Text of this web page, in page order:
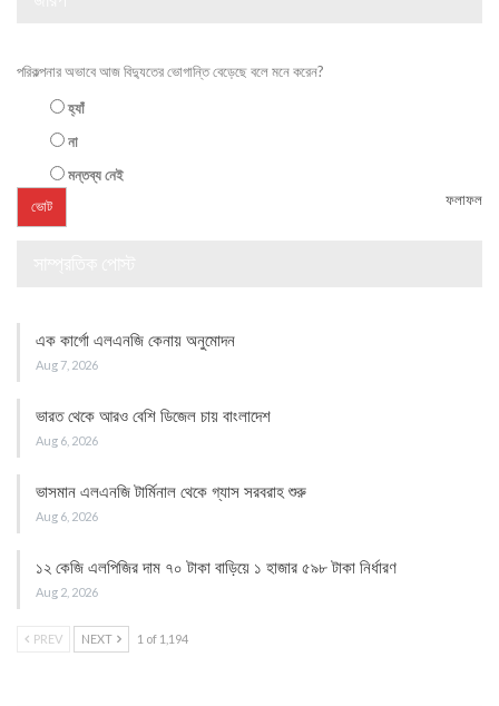
পরিকল্পনার অভাবে আজ বিদ্যুতের ভোগান্তি বেড়েছে বলে মনে করেন?
হ্যাঁ
না
মন্তব্য নেই
ফলাফল
এক কার্গো এলএনজি কেনায় অনুমোদন
Aug 7, 2026
ভারত থেকে আরও বেশি ডিজেল চায় বাংলাদেশ
Aug 6, 2026
ভাসমান এলএনজি টার্মিনাল থেকে গ্যাস সরবরাহ শুরু
Aug 6, 2026
১২ কেজি এলপিজির দাম ৭০ টাকা বাড়িয়ে ১ হাজার ৫৯৮ টাকা নির্ধারণ
Aug 2, 2026
PREV NEXT 1 of 1,194